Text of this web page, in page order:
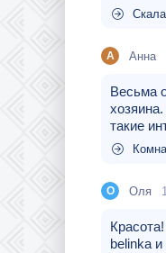
A Aнна
Весьма
такие
О Оля
belinka